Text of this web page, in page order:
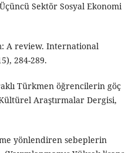
Sektör Sosyal Ekonomi
A review. International
284-289.
Türkmen öğrencilerin göç
Araştırmalar Dergisi,
yönlendiren sebeplerin